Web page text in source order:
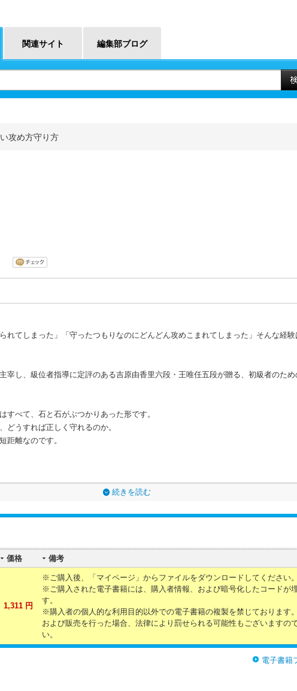
関連サイト 編集部ブログ
攻め方守り方
れてしまった」「守ったつもりなのにどんどん攻めこまれてしまった」そんな経
宰し、級位者指導に定評のある吉原由香里六段・王唯任五段が贈る、初級者のた
すべて、石と石がぶつかりあった形です。
どうすれば正しく守れるのか。
距離なのです。
続きを読む
価格 備考
1,311 円
※ご購入後、「マイページ」からファイルをダウンロードしてください。
※ご購入された電子書籍には、購入者情報、および暗号化したコードが
す。
※購入者の個人的な利用目的以外での電子書籍の複製を禁じております
および販売を行った場合、法律により罰せられる可能性もございますの
い。
電子書籍